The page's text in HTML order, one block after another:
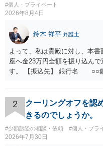
#個人・プライベート
2026年8月4日
鈴木 祥平 弁護士
よって、私は貴殿に対し、本
座へ金23万円全額を振り込ん
す。 【振込先】 銀行名 ○○
されない場合には、貴殿には
し、やむを得ず、返還金23万
を求める民事訴訟、支払督促
す。 その際には、訴訟に要す
いても併せて請求する予定です
は、貴殿自らが契約を解約し
2
クーリングオフを認
きるのでしょうか。
#少額訴訟の相談・依頼 #個人・プラ
2026年7月30日